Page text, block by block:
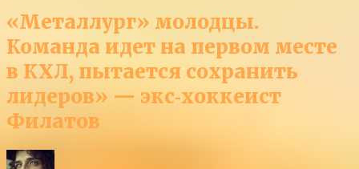
«Металлург» молодцы.
Команда идет на первом месте
в КХЛ, пытается сохранить
лидеров» — экс‑хоккеист
Филатов